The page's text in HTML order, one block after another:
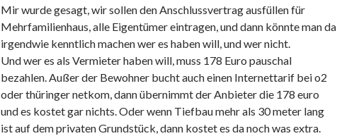
Mir wurde gesagt, wir sollen den Anschlussvertrag ausfüllen für
Mehrfamilienhaus, alle Eigentümer eintragen, und dann könnte man da
irgendwie kenntlich machen wer es haben will, und wer nicht.
Und wer es als Vermieter haben will, muss 178 Euro pauschal
bezahlen. Außer der Bewohner bucht auch einen Internettarif bei o2
oder thüringer netkom, dann übernimmt der Anbieter die 178 euro
und es kostet gar nichts. Oder wenn Tiefbau mehr als 30 meter lang
ist auf dem privaten Grundstück, dann kostet es da noch was extra.